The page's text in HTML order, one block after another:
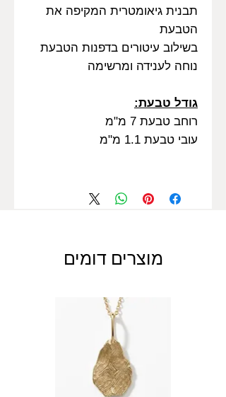
תבנית גיאומטרית המקיפה את
הטבעת
בשילוב עיטורים בדפנות הטבעת
נוחה לענידה ומרשימה
גודל טבעת:
רוחב טבעת 7 מ"מ
עובי טבעת 1.1 מ"מ
מוצרים דומים